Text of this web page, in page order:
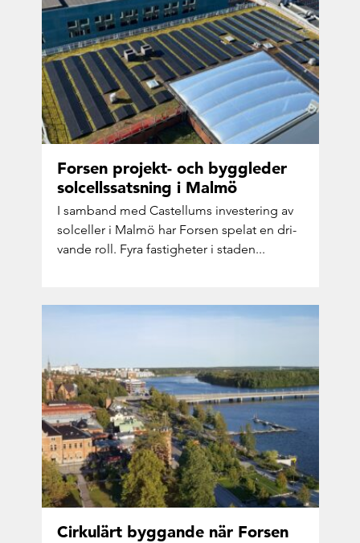
For­sen projekt-​ och bygg­le­der
sol­cells­sats­ning i Malmö
I sam­band med Castel­lums in­ve­ste­ring av
sol­cel­ler i Malmö har For­sen spe­lat en dri­
van­de roll. Fyra fas­tig­he­ter i sta­den...
Cir­ku­lärt byg­gan­de när For­sen